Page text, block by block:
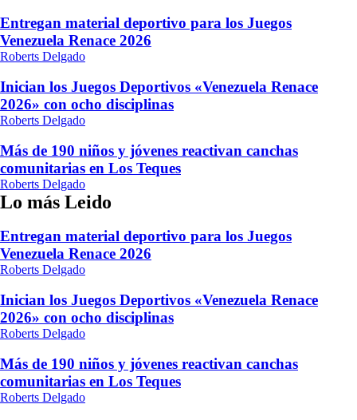
Entregan material deportivo para los Juegos
Venezuela Renace 2026
Roberts Delgado
Inician los Juegos Deportivos «Venezuela Renace
2026» con ocho disciplinas
Roberts Delgado
Más de 190 niños y jóvenes reactivan canchas
comunitarias en Los Teques
Roberts Delgado
Lo más Leido
Entregan material deportivo para los Juegos
Venezuela Renace 2026
Roberts Delgado
Inician los Juegos Deportivos «Venezuela Renace
2026» con ocho disciplinas
Roberts Delgado
Más de 190 niños y jóvenes reactivan canchas
comunitarias en Los Teques
Roberts Delgado